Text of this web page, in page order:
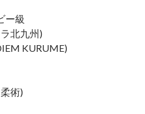
ー級
北九州)
KURUME)
術)